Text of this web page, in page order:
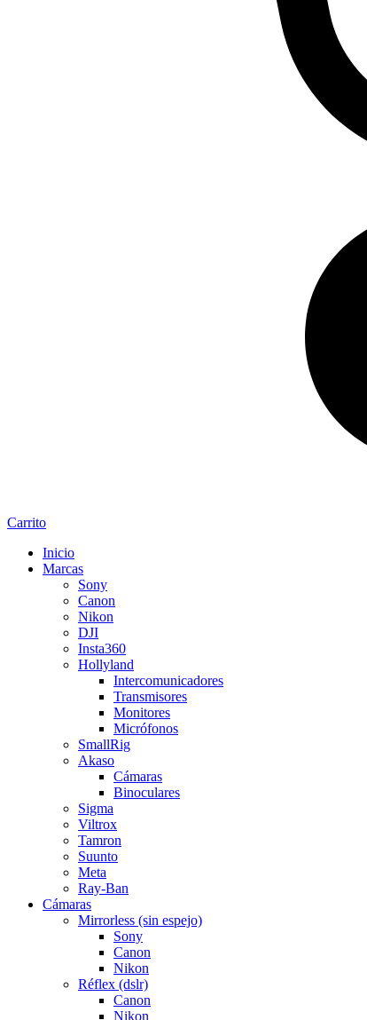
Carrito
Inicio
Marcas
Sony
Canon
Nikon
DJI
Insta360
Hollyland
Intercomunicadores
Transmisores
Monitores
Micrófonos
SmallRig
Akaso
Cámaras
Binoculares
Sigma
Viltrox
Tamron
Suunto
Meta
Ray-Ban
Cámaras
Mirrorless (sin espejo)
Sony
Canon
Nikon
Réflex (dslr)
Canon
Nikon